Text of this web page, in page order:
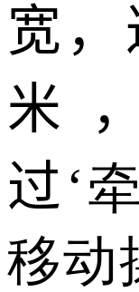
宽，
米
过‘
移动